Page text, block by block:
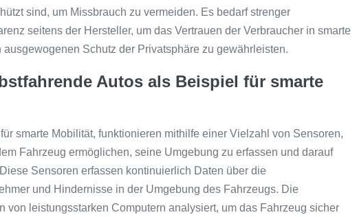
sind, um Missbrauch zu vermeiden. Es bedarf strenger
seitens der Hersteller, um das Vertrauen der Verbraucher in smarte
Schutz der Privatsphäre zu gewährleisten.
Autos als Beispiel für smarte
smarte Mobilität, funktionieren mithilfe einer Vielzahl von Sensoren,
Fahrzeug ermöglichen, seine Umgebung zu erfassen und darauf
Sensoren erfassen kontinuierlich Daten über die
und Hindernisse in der Umgebung des Fahrzeugs. Die
von leistungsstarken Computern analysiert, um das Fahrzeug sicher